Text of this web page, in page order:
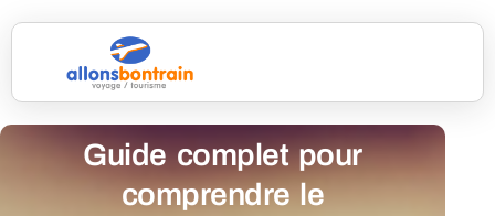
Guide complet pour
comprendre le